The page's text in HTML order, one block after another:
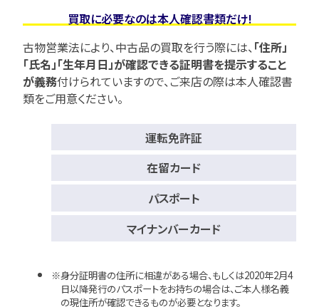
買取に必要なのは本人確認書類だけ!
古物営業法により、中古品の買取を行う際には、「住所」
「氏名」「生年月日」が確認できる証明書を提示すること
が義務付けられていますので、ご来店の際は本人確認書
類をご用意ください。
運転免許証
在留カード
パスポート
マイナンバーカード
身分証明書の住所に相違がある場合、もしくは2020年2月4
日以降発行のパスポートをお持ちの場合は、ご本人様名義
の現住所が確認できるものが必要となります。